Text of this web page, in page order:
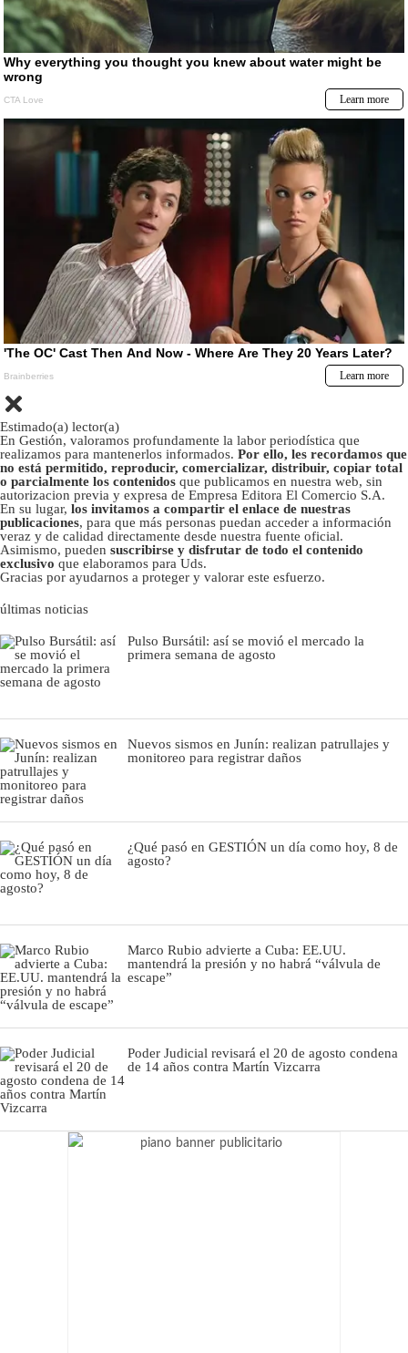
Estimado(a) lector(a)
En Gestión, valoramos profundamente la labor periodística que
realizamos para mantenerlos informados. Por ello, les recordamos que
no está permitido, reproducir, comercializar, distribuir, copiar total
o parcialmente los contenidos que publicamos en nuestra web, sin
autorizacion previa y expresa de Empresa Editora El Comercio S.A.
En su lugar, los invitamos a compartir el enlace de nuestras
publicaciones, para que más personas puedan acceder a información
veraz y de calidad directamente desde nuestra fuente oficial.
Asimismo, pueden suscribirse y disfrutar de todo el contenido
exclusivo que elaboramos para Uds.
Gracias por ayudarnos a proteger y valorar este esfuerzo.
últimas noticias
Pulso Bursátil: así se movió el mercado la
primera semana de agosto
Nuevos sismos en Junín: realizan patrullajes y
monitoreo para registrar daños
¿Qué pasó en GESTIÓN un día como hoy, 8 de
agosto?
Marco Rubio advierte a Cuba: EE.UU.
mantendrá la presión y no habrá “válvula de
escape”
Poder Judicial revisará el 20 de agosto condena
de 14 años contra Martín Vizcarra